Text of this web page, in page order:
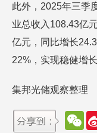
此外，2025年三季
业总收入108.43亿
亿元，同比增长
22%，实现稳健增长
集邦光储观察整理
W
e